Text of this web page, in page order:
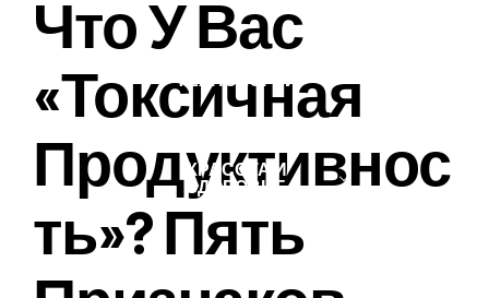
ТЕХНОЛОГИИ
КРАСОТА И
ЗДОРОВЬЕ
Что У Вас
«токсичная
Продуктивнос
Ть»? Пять